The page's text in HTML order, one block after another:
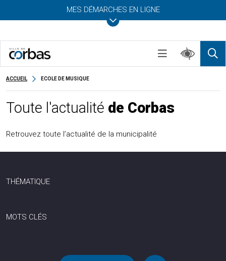
MES DÉMARCHES EN LIGNE
ACCUEIL ECOLE DE MUSIQUE
Toute l'actualité de Corbas
Retrouvez toute l’actualité de la municipalité
THÉMATIQUE
MOTS CLÉS